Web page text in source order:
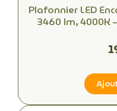
Plafonnier LED
3460 lm, 4000K